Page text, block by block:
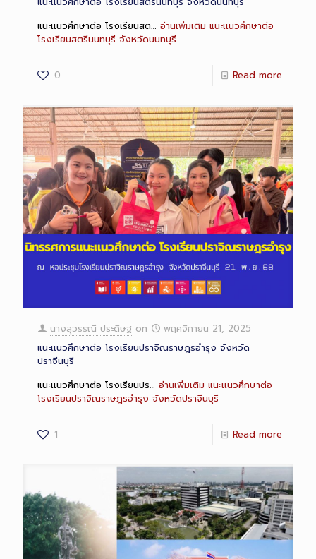
แนะเเนวศึกษาต่อ โรงเรียนสต… อ่านเพิ่มเติม แนะเเนวศึกษาต่อ
โรงเรียนสตรีนนทบุรี จังหวัดนนทบุรี
0 Read more
นางสุวรรณี ประดิษฐ on
พฤศจิกายน 21, 2025
แนะเเนวศึกษาต่อ โรงเรียนปราจิณราษฎรอำรุง จังหวัด
ปราจีนบุรี
แนะเเนวศึกษาต่อ โรงเรียนปร… อ่านเพิ่มเติม แนะเเนวศึกษาต่อ
โรงเรียนปราจิณราษฎรอำรุง จังหวัดปราจีนบุรี
1 Read more